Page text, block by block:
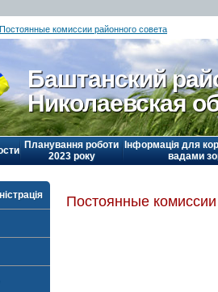
Постоянные комиссии районного совета
Баштанский
Николаевская
Планування роботи
2023 року
Інформація для
вадами
Постоянные